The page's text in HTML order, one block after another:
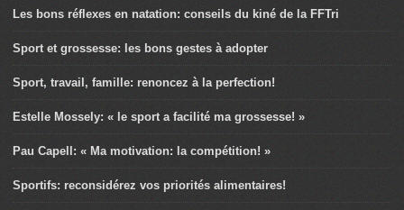
Les bons réflexes en natation: conseils du kiné de la FFTri
Sport et grossesse: les bons gestes à adopter
Sport, travail, famille: renoncez à la perfection!
Estelle Mossely: « le sport a facilité ma grossesse! »
Pau Capell: « Ma motivation: la compétition! »
Sportifs: reconsidérez vos priorités alimentaires!